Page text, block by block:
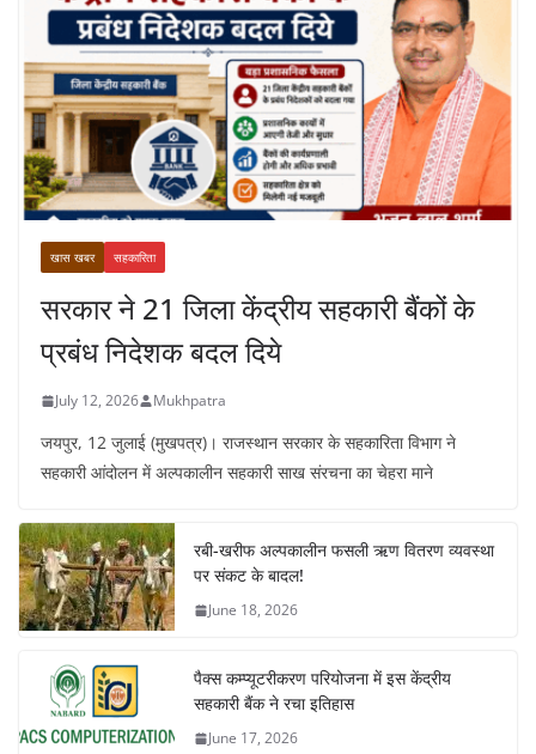
खास खबर सहकारिता
सरकार ने 21 जिला केंद्रीय सहकारी बैंकों के
प्रबंध निदेशक बदल दिये
July 12, 2026 Mukhpatra
जयपुर, 12 जुलाई (मुखपत्र)। राजस्थान सरकार के सहकारिता विभाग ने
सहकारी आंदोलन में अल्पकालीन सहकारी साख संरचना का चेहरा माने
रबी-खरीफ अल्पकालीन फसली ऋण वितरण व्यवस्था
पर संकट के बादल!
June 18, 2026
पैक्स कम्प्यूटरीकरण परियोजना में इस केंद्रीय
सहकारी बैंक ने रचा इतिहास
June 17, 2026